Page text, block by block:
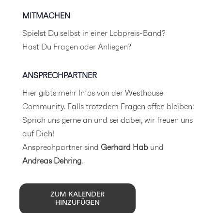
MITMACHEN
Spielst Du selbst in einer Lobpreis-Band?
Hast Du Fragen oder Anliegen?
ANSPRECHPARTNER
Hiergibts mehr Infos von der Westhouse
Community. Falls trotzdem Fragen offen bleiben:
Sprich uns gerne an und sei dabei, wir freuen uns
auf Dich!
Ansprechpartner sind Gerhard Habund
Andreas Dehring.
ZUM KALENDER
HINZUFÜGEN